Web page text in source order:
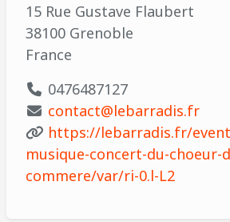
15 Rue Gustave Flaubert
38100 Grenoble
France
0476487127
contact@lebarradis.fr
https://lebarradis.fr/
musique-concert-du-choeur-
commere/var/ri-0.l-L2